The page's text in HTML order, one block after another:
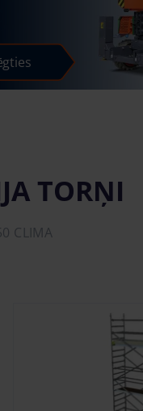
TORŅI
CLIMA